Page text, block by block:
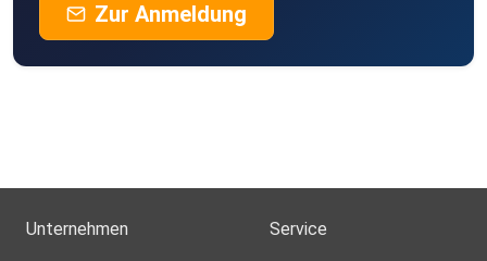
Zur Anmeldung
Unternehmen Service